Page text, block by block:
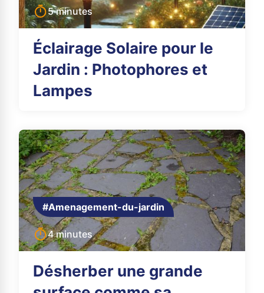
5 minutes
Éclairage Solaire pour le
Jardin : Photophores et
Lampes
#Amenagement-du-jardin
4 minutes
Désherber une grande